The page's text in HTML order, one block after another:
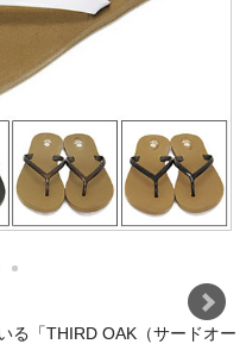
る「THIRD OAK（サードオー